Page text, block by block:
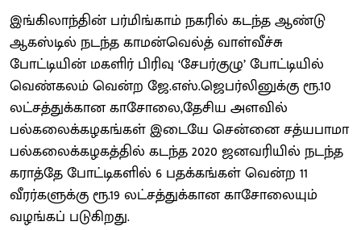
இங்கிலாந்தின் பர்மிங்காம் நகரில் கடந்த ஆண்டு
ஆகஸ்டில் நடந்த காமன்வெல்த் வாள்வீச்சு
போட்டியின் மகளிர் பிரிவு ‘சேபர்குழு’ போட்டியில்
வெண்கலம் வென்ற ஜே.எஸ்.ஜெபர்லினுக்கு ரூ.10
லட்சத்துக்கான காசோலை,தேசிய அளவில்
பல்கலைக்கழகங்கள் இடையே சென்னை சத்யபாமா
பல்கலைக்கழகத்தில் கடந்த 2020 ஜனவரியில் நடந்த
கராத்தே போட்டிகளில் 6 பதக்கங்கள் வென்ற 11
வீரர்களுக்கு ரூ.19 லட்சத்துக்கான காசோலையும்
வழங்கப் படுகிறது.